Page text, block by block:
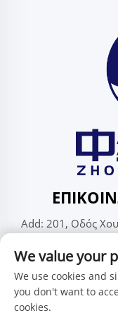
Add: 201, Οδός
Γκουανγκντόνγκ,
Τηλ.:+86-
Ηλ. Διεύθυνση:
We value your
We use cookies and
you don't want to
cookies.